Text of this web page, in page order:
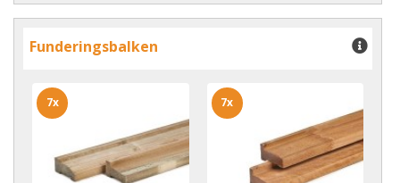
Funderingsbalken
7x 7x